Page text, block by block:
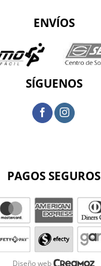
ENVÍOS
SÍGUENOS
PAGOS SEGUROS
Diseño web